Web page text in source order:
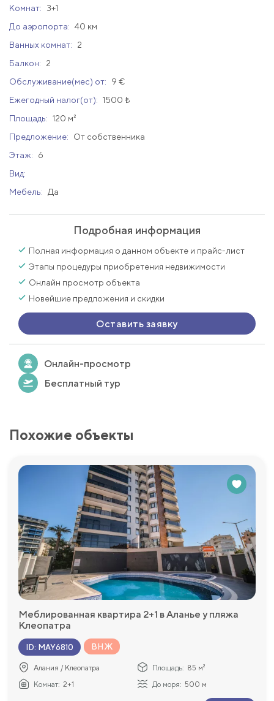
Комнат:
3+1
До аэропорта: 40 км
Ванных комнат:
2
Балкон:
2
Обслуживание(мес) от:
9 €
Ежегодный налог(от): 1500 ₺
Площадь: 120 м²
Предложение:
От собственника
Этаж:
6
Вид:
Мебель:
Да
Подробная информация
Полная информация о данном объекте и прайс-лист
Этапы процедуры приобретения недвижимости
Онлайн просмотр объекта
Новейшие предложения и скидки
Оставить заявку
Онлайн-просмотр
Бесплатный тур
Похожие объекты
Меблированная квартира 2+1 в Аланье у пляжа
Клеопатра
ID: MAY6810 ВНЖ
Алания / Клеопатра Площадь: 85 м²
Комнат: 2+1 До моря: 500 м